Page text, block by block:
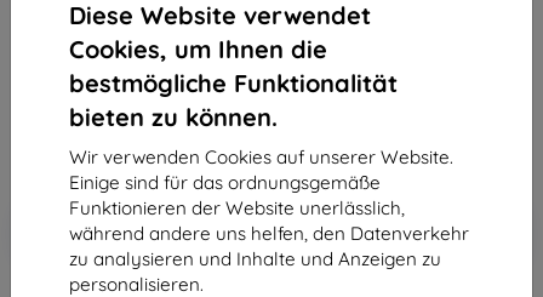
Diese Website verwendet
Cookies, um Ihnen die
bestmögliche Funktionalität
bieten zu können.
Wir verwenden Cookies auf unserer Website.
Einige sind für das ordnungsgemäße
Funktionieren der Website unerlässlich,
während andere uns helfen, den Datenverkehr
zu analysieren und Inhalte und Anzeigen zu
personalisieren.
Rabatt
auf sämtliches Zubehör dafür!
606,90 €
546,21 €
ohne MWSt 459,00 €
-10%
Rabatt mit Gutschein
EXTRA10
Warenkorb